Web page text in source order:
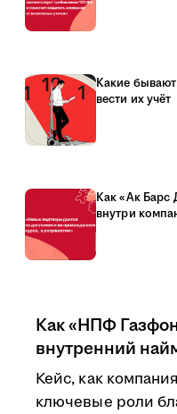
Какие
вести их учёт
Как «Ак Барс
внутри
Как «НПФ
внутренний
Кейс, как
ключевые роли